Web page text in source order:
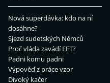
Nová superdávka: kdo na ní
dosáhne?
Sjezd sudetských Němců
Proč vláda zavádí EET?
Padni komu padni
Výpověď z práce vzor
Divoký kačer